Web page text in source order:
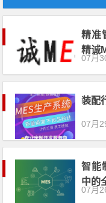
精准
精诚
07月
装配
07月
智能
中的
07月